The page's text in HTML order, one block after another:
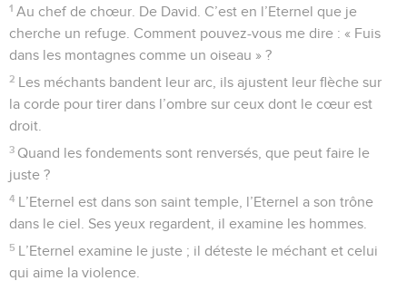
1 Au chef de chœur. De David. C’est en l’Eternel que je
cherche un refuge. Comment pouvez-vous me dire : « Fuis
dans les montagnes comme un oiseau » ?
2 Les méchants bandent leur arc, ils ajustent leur flèche sur
la corde pour tirer dans l’ombre sur ceux dont le cœur est
droit.
3 Quand les fondements sont renversés, que peut faire le
juste ?
4 L’Eternel est dans son saint temple, l’Eternel a son trône
dans le ciel. Ses yeux regardent, il examine les hommes.
5 L’Eternel examine le juste ; il déteste le méchant et celui
qui aime la violence.